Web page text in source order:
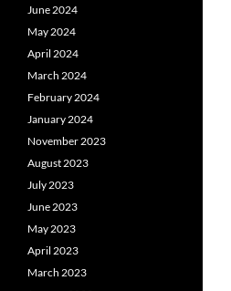
June 2024
May 2024
April 2024
March 2024
February 2024
January 2024
November 2023
August 2023
July 2023
June 2023
May 2023
April 2023
March 2023